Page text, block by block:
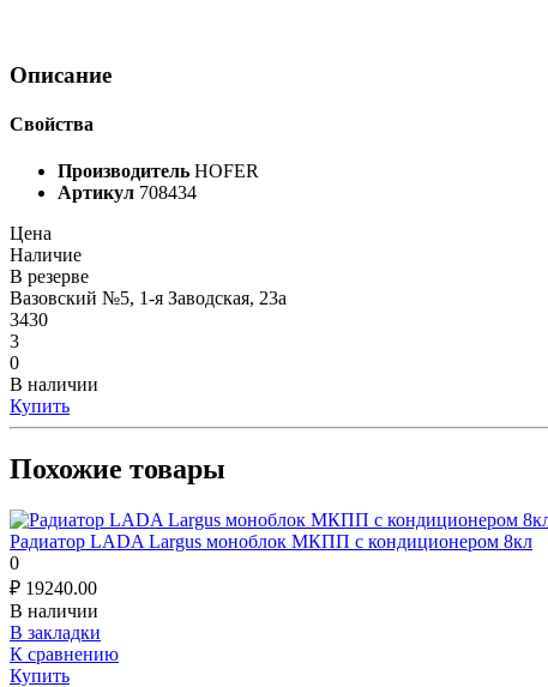
Описание
Свойства
Производитель HOFER
Артикул 708434
Цена
Наличие
В резерве
Вазовский №5, 1-я Заводская, 23а
3430
3
0
В наличии
Купить
Похожие товары
Радиатор LADA Largus моноблок МКПП с кондиционером 8кл
0
₽ 19240.00
В наличии
В закладки
К сравнению
Купить